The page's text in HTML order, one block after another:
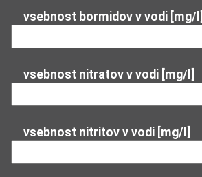
vsebnost bormidov v vodi [mg/l]
vsebnost nitratov v vodi [mg/l]
vsebnost nitritov v vodi [mg/l]